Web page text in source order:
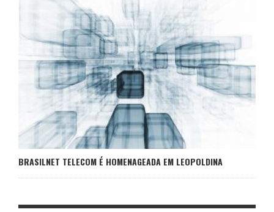
BRASILNET TELECOM É HOMENAGEADA EM LEOPOLDINA